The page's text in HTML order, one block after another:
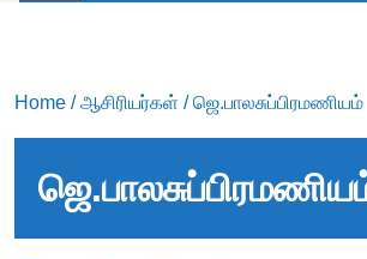
Home /ஆசிரியர்கள் / ஜெ.பாலசுப்பிரமணியம்